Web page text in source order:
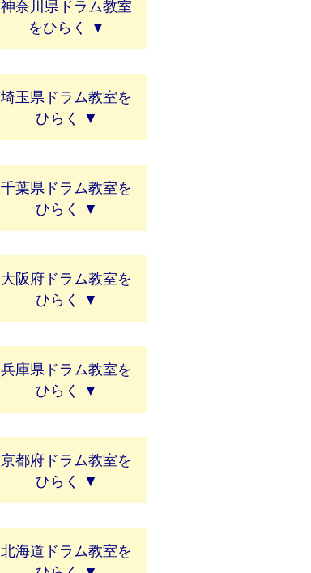
神奈川県ドラム教室
埼玉県ドラム教室
千葉県ドラム教室
大阪府ドラム教室
兵庫県ドラム教室
京都府ドラム教室
北海道ドラム教室